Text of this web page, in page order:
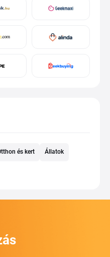
és kert Állatok